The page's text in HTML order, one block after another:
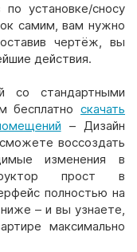
установке/сносу
самим, вам нужно
чертёж, вы
действия.
со стандартными
бесплатно скачать
– Дизайн
воссоздать
изменения в
прост в
полностью на
– и вы узнаете,
максимально